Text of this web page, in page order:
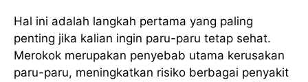
Hal ini adalah langkah pertama yang paling
penting jika kalian ingin paru-paru tetap sehat.
Merokok merupakan penyebab utama kerusakan
paru-paru, meningkatkan risiko berbagai penyakit